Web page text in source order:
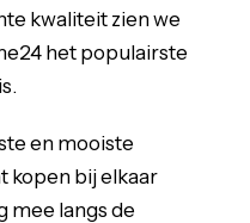
kwaliteit zien we
het populairste
en mooiste
kopen bij elkaar
mee langs de